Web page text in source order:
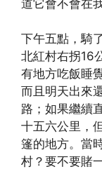
道它會不會在
下午五點，騎
北紅村右拐16
有地方吃飯睡
而且明天出來
路；如果繼續
十五六公里，
篷的地方。當
村？要不要賭